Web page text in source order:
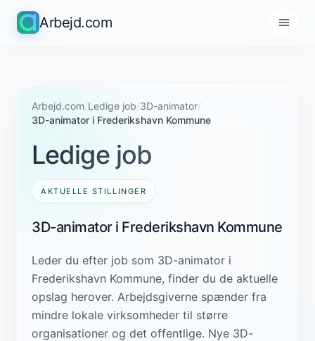
Arbejd.com
Arbejd.com/Ledige job/3D-animator/
3D-animator i Frederikshavn Kommune
Ledige job
AKTUELLE STILLINGER
3D-animator i Frederikshavn Kommune
Leder du efter job som 3D-animator i
Frederikshavn Kommune, finder du de aktuelle
opslag herover. Arbejdsgiverne spænder fra
mindre lokale virksomheder til større
organisationer og det offentlige. Nye 3D-